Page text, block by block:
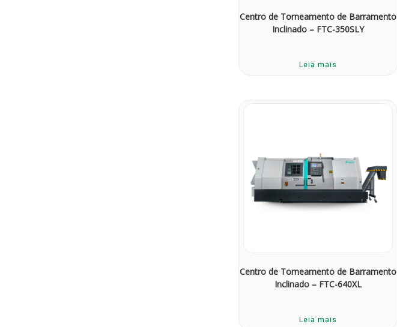
Centro de Torneamento de Barramento
Inclinado – FTC-350SLY
Leia mais
Centro de Torneamento de Barramento
Inclinado – FTC-640XL
Leia mais